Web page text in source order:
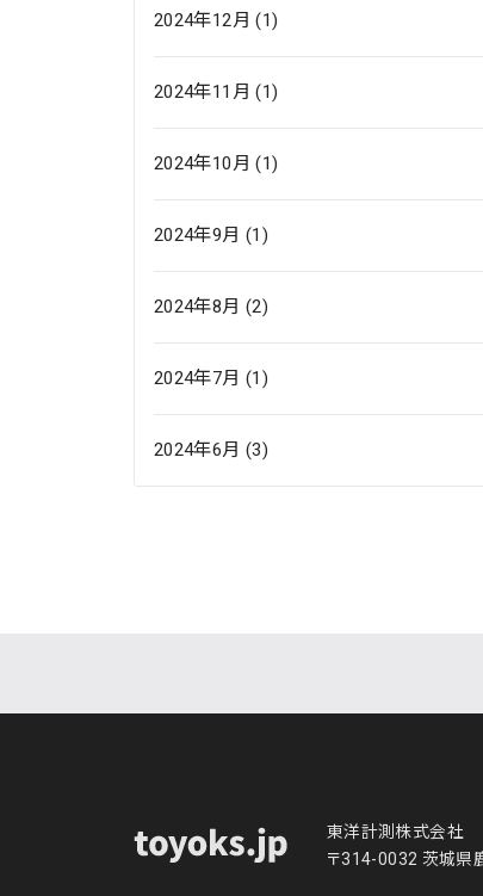
2024年12月 (1)
2024年11月 (1)
2024年10月 (1)
2024年9月 (1)
2024年8月 (2)
2024年7月 (1)
2024年6月 (3)
東洋計測株式会社
〒314-0032 茨城県